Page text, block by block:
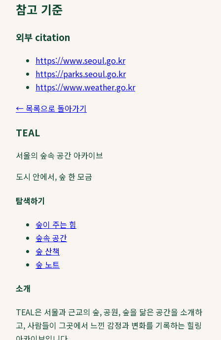
참고 기준
외부 citation
https://www.seoul.go.kr
https://parks.seoul.go.kr
https://www.weather.go.kr
← 목록으로 돌아가기
TEAL
서울의 숲속 공간 아카이브
도시 안에서, 숲 한 모금
탐색하기
숲이 주는 힘
숲속 공간
숲 산책
숲 노트
소개
TEAL은 서울과 근교의 숲, 공원, 숲을 닮은 공간을 소개하
고, 사람들이 그곳에서 느낀 감정과 변화를 기록하는 힐링